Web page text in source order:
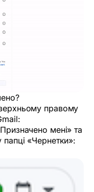
правому
мені» та
«Чернетки»: